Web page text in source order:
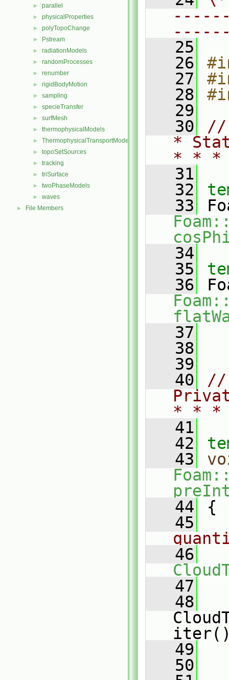
► parallel
► physicalProperties
► polyTopoChange
► Pstream
► radiationModels
► randomProcesses
► renumber
► rigidBodyMotion
► sampling
► specieTransfer
► surfMesh
► thermophysicalModels
► ThermophysicalTransportModels
► topoSetSources
► tracking
► triSurface
► twoPhaseModels
► waves
► File Members
   25
   26
   27
   28
   29
   30
//
*
* *
   31
   32
   33
   34
   35
   36
   37
   38
   39
   40
//
* *
   41
   42
   43
   44
{
   45
   46
   47
   48
   49
   50